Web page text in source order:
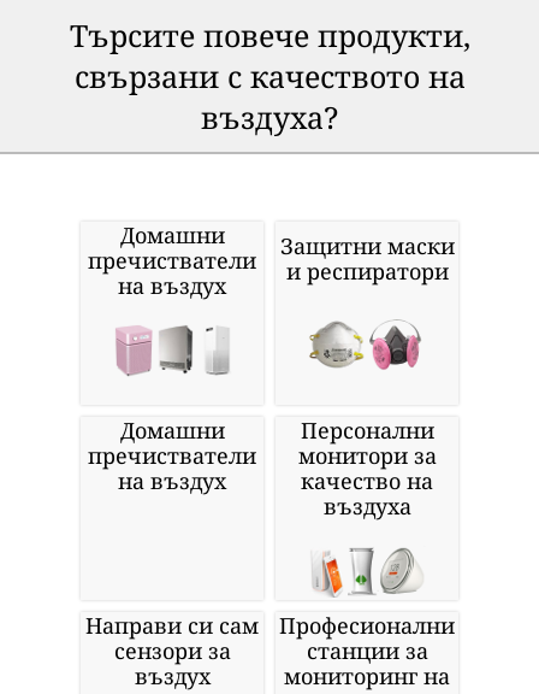
Търсите повече продукти,
свързани с качеството на
въздуха?
Домашни
пречистватели
на въздух
Защитни маски
и респиратори
Домашни
пречистватели
на въздух
Персонални
монитори за
качество на
въздуха
Направи си сам
сензори за
въздух
Професионални
станции за
мониторинг на